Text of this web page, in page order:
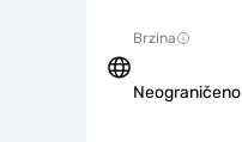
Brzina
Neograničeno